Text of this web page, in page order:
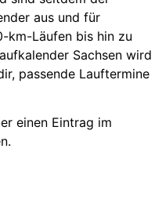
aus und für
km-Läufen bis hin zu
Sachsen wird
passende Lauftermine
einen Eintrag im